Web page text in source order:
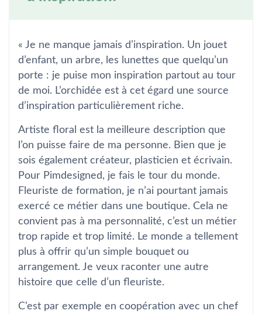
« Je ne manque jamais d’inspiration. Un jouet
d’enfant, un arbre, les lunettes que quelqu’un
porte : je puise mon inspiration partout au tour
de moi. L’orchidée est à cet égard une source
d’inspiration particulièrement riche.
Artiste floral est la meilleure description que
l’on puisse faire de ma personne. Bien que je
sois également créateur, plasticien et écrivain.
Pour Pimdesigned, je fais le tour du monde.
Fleuriste de formation, je n’ai pourtant jamais
exercé ce métier dans une boutique. Cela ne
convient pas à ma personnalité, c’est un métier
trop rapide et trop limité. Le monde a tellement
plus à offrir qu’un simple bouquet ou
arrangement. Je veux raconter une autre
histoire que celle d’un fleuriste.
C’est par exemple en coopération avec un chef